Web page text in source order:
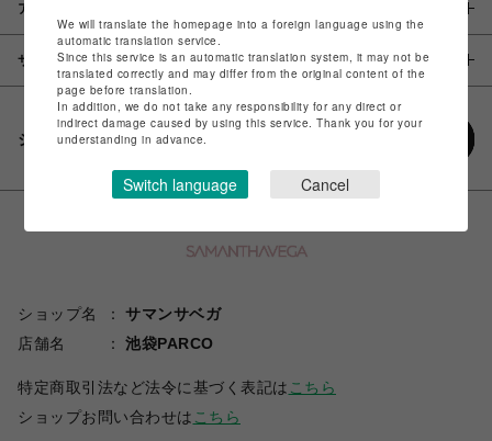
アイテム説明 / 素材
サイズ
シェアする
ショップ名
サマンサベガ
店舗名
池袋PARCO
特定商取引法など法令に基づく表記は こちら
ショップお問い合わせは こちら
We will translate the homepage into a foreign language using the
automatic translation service.
Since this service is an automatic translation system, it may not be
translated correctly and may differ from the original content of the
page before translation.
In addition, we do not take any responsibility for any direct or
indirect damage caused by using this service. Thank you for your
understanding in advance.
Switch language Cancel